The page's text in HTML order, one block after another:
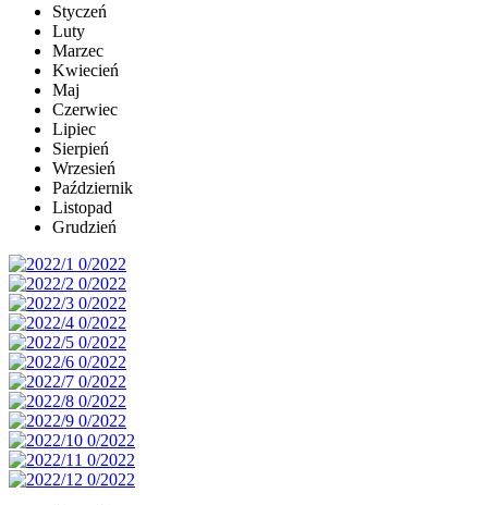
Styczeń
Luty
Marzec
Kwiecień
Maj
Czerwiec
Lipiec
Sierpień
Wrzesień
Październik
Listopad
Grudzień